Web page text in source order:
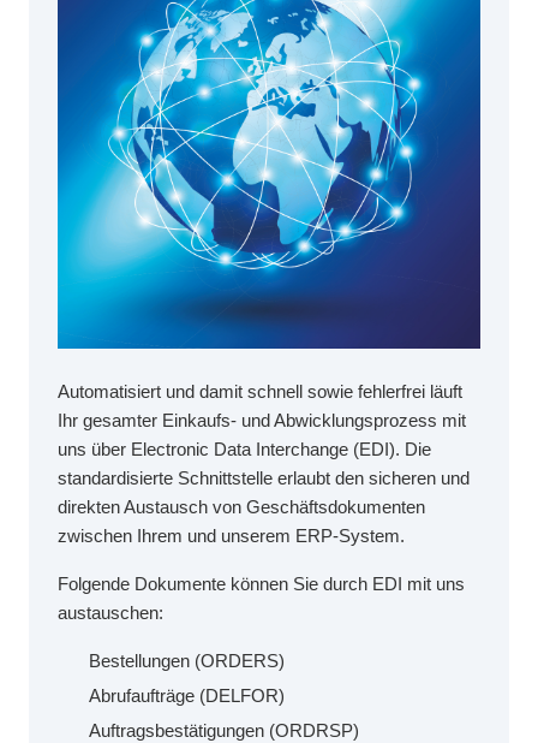
Automatisiert und damit schnell sowie fehlerfrei läuft
Ihr gesamter Einkaufs- und Abwicklungsprozess mit
uns über Electronic Data Interchange (EDI). Die
standardisierte Schnittstelle erlaubt den sicheren und
direkten Austausch von Geschäftsdokumenten
zwischen Ihrem und unserem ERP-System.
Folgende Dokumente können Sie durch EDI mit uns
austauschen:
Bestellungen (ORDERS)
Abrufaufträge (DELFOR)
Auftragsbestätigungen (ORDRSP)